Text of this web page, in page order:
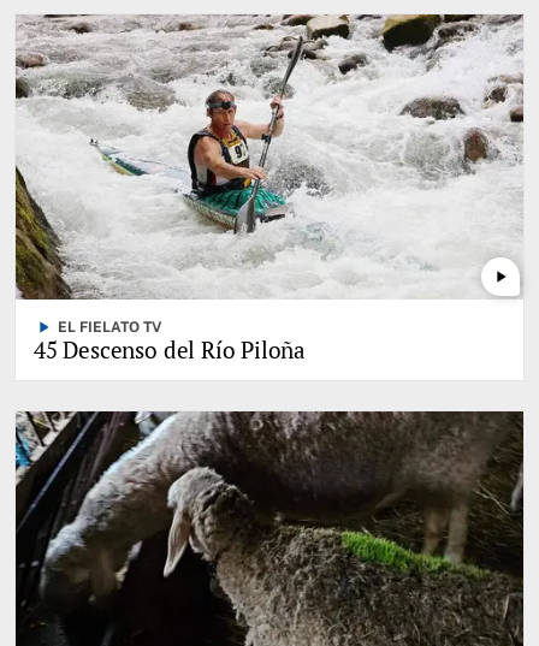
play_arrow
play_arrow EL FIELATO TV
45 Descenso del Río Piloña